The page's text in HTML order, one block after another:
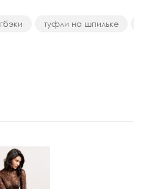
туфли на шпильке